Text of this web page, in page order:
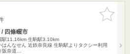
お気に入
りに追加
/ 四條畷市
駅11.16km 生駒駅3.10km
はんなせん 近鉄奈良線 生駒駅よりタクシー利用
阪奈道…